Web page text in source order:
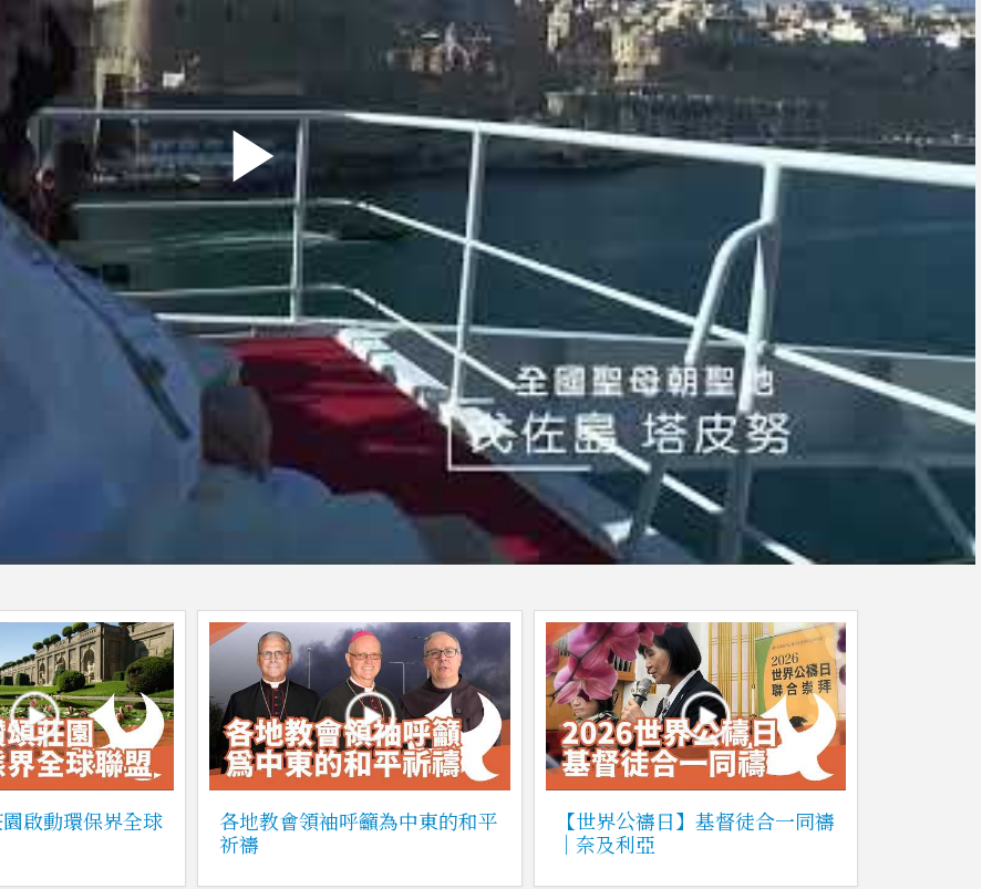
啟動環保界全球
各地教會領袖呼籲為中東的和平
祈禱
【世界公禱日】基督徒合一同禱
｜奈及利亞